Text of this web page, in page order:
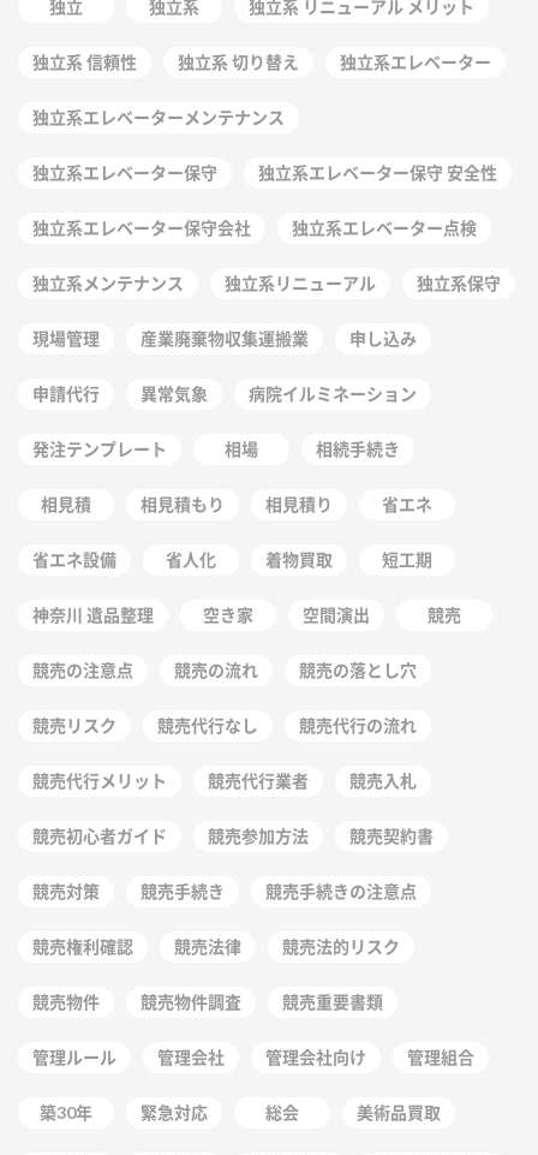
独立 独立系 独立系 リニューアル メリット
独立系 信頼性 独立系 切り替え 独立系エレベーター
独立系エレベーターメンテナンス
独立系エレベーター保守 独立系エレベーター保守 安全性
独立系エレベーター保守会社 独立系エレベーター点検
独立系メンテナンス 独立系リニューアル 独立系保守
現場管理 産業廃棄物収集運搬業 申し込み
申請代行 異常気象 病院イルミネーション
発注テンプレート 相場 相続手続き
相見積 相見積もり 相見積り 省エネ
省エネ設備 省人化 着物買取 短工期
神奈川 遺品整理 空き家 空間演出 競売
競売の注意点 競売の流れ 競売の落とし穴
競売リスク 競売代行なし 競売代行の流れ
競売代行メリット 競売代行業者 競売入札
競売初心者ガイド 競売参加方法 競売契約書
競売対策 競売手続き 競売手続きの注意点
競売権利確認 競売法律 競売法的リスク
競売物件 競売物件調査 競売重要書類
管理ルール 管理会社 管理会社向け 管理組合
築30年 緊急対応 総会 美術品買取